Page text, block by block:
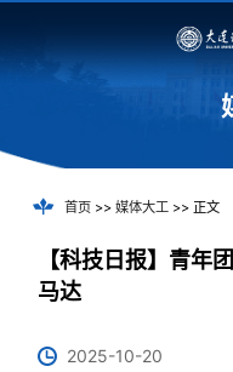
首页>> 媒体大工>> 正文
【科技日报】青年
马达
2025-10-20